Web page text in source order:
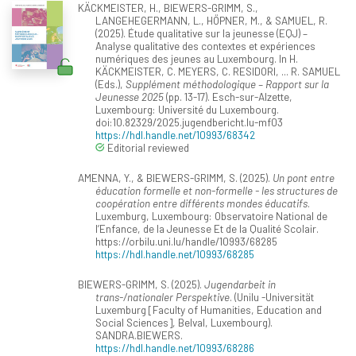
KÄCKMEISTER, H., BIEWERS-GRIMM, S.,
LANGEHEGERMANN, L., HÖPNER, M., & SAMUEL, R.
(2025). Étude qualitative sur la jeunesse (EQJ) –
Analyse qualitative des contextes et expériences
numériques des jeunes au Luxembourg. In H.
KÄCKMEISTER, C. MEYERS, C. RESIDORI, ... R. SAMUEL
(Eds.), Supplément méthodologique – Rapport sur la
Jeunesse 2025(pp. 13-17). Esch-sur-Alzette,
Luxembourg: Université du Luxembourg.
doi:10.82329/2025.jugendbericht.lu-mf03
https://hdl.handle.net/10993/68342
Editorial reviewed
AMENNA, Y., & BIEWERS-GRIMM, S. (2025). Un pont entre
éducation formelle et non-formelle - les structures de
coopération entre différents mondes éducatifs.
Luxemburg, Luxembourg: Observatoire National de
l’Enfance, de la Jeunesse Et de la Qualité Scolair.
https://orbilu.uni.lu/handle/10993/68285
https://hdl.handle.net/10993/68285
BIEWERS-GRIMM, S. (2025). Jugendarbeit in
trans-/nationaler Perspektive. (Unilu -Universität
Luxemburg [Faculty of Humanities, Education and
Social Sciences], Belval, Luxembourg).
SANDRA.BIEWERS.
https://hdl.handle.net/10993/68286